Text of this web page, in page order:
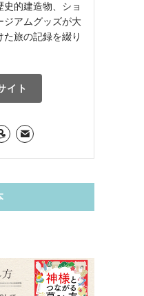
的建造物、ショ
ジアムグッズが大
旅の記録を綴り
イト